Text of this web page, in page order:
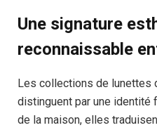
Une signature
reconnaissable
Les collections de lunettes
distinguent par une
de la maison, elles